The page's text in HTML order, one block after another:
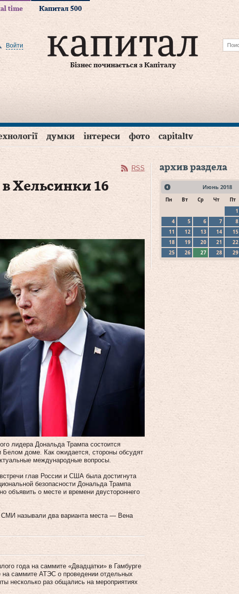
time Капитал 500
Бізнес починається з Капіталу
Войти
думки інтереси фото capitaltv
RSS
Хельсинки 16
лидера Дональда Трампа состоится
доме. Как ожидается, стороны обсудят
международные вопросы.
глав России и США была достигнута
безопасности Дональда Трампа
объявить о месте и времени двустороннего
СМИ называли два варианта места — Вена
года на саммите «Двадцатки» в Гамбурге
на саммите АТЭС о проведении отдельных
несколько раз общались на мероприятиях
архив раздела
Июнь 2018
Пн Вт Ср Чт Пт
1
4
5 6 7 8
11
12 13 14 15
18
19 20 21 22
25
26 27 28 29